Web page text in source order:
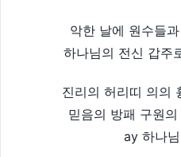
악한 날에 원수들
하나님의 전신 갑주
진리의 허리띠 의의
믿음의 방패 구원
ay 하나